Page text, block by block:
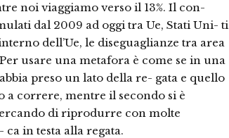
noi viaggiamo verso il 13%. Il con-
dal 2009 ad oggi tra Ue, Stati Uni- ti
dell’Ue, le diseguaglianze tra area
usare una metafora è come se in una
preso un lato della re- gata e quello
correre, mentre il secondo si è
di riprodurre con molte
ca in testa alla regata.